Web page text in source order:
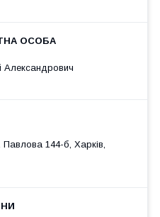
Александрович
Павлова 144-б, Харків,